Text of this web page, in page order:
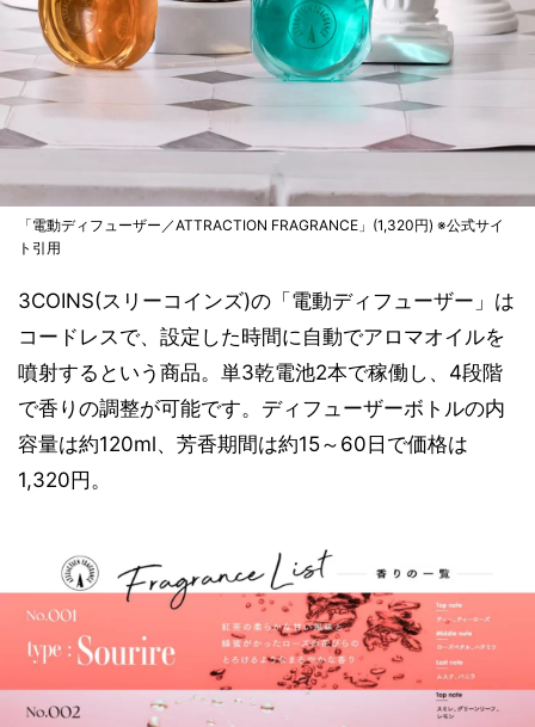
「電動ディフューザー／ATTRACTION FRAGRANCE」(1,320円) ※公式サイ
ト引用
3COINS(スリーコインズ)の「電動ディフューザー」は
コードレスで、設定した時間に自動でアロマオイルを
噴射するという商品。単3乾電池2本で稼働し、4段階
で香りの調整が可能です。ディフューザーボトルの内
容量は約120ml、芳香期間は約15～60日で価格は
1,320円。